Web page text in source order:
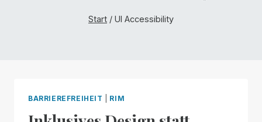
Start / UI Accessibility
BARRIEREFREIHEIT RIM